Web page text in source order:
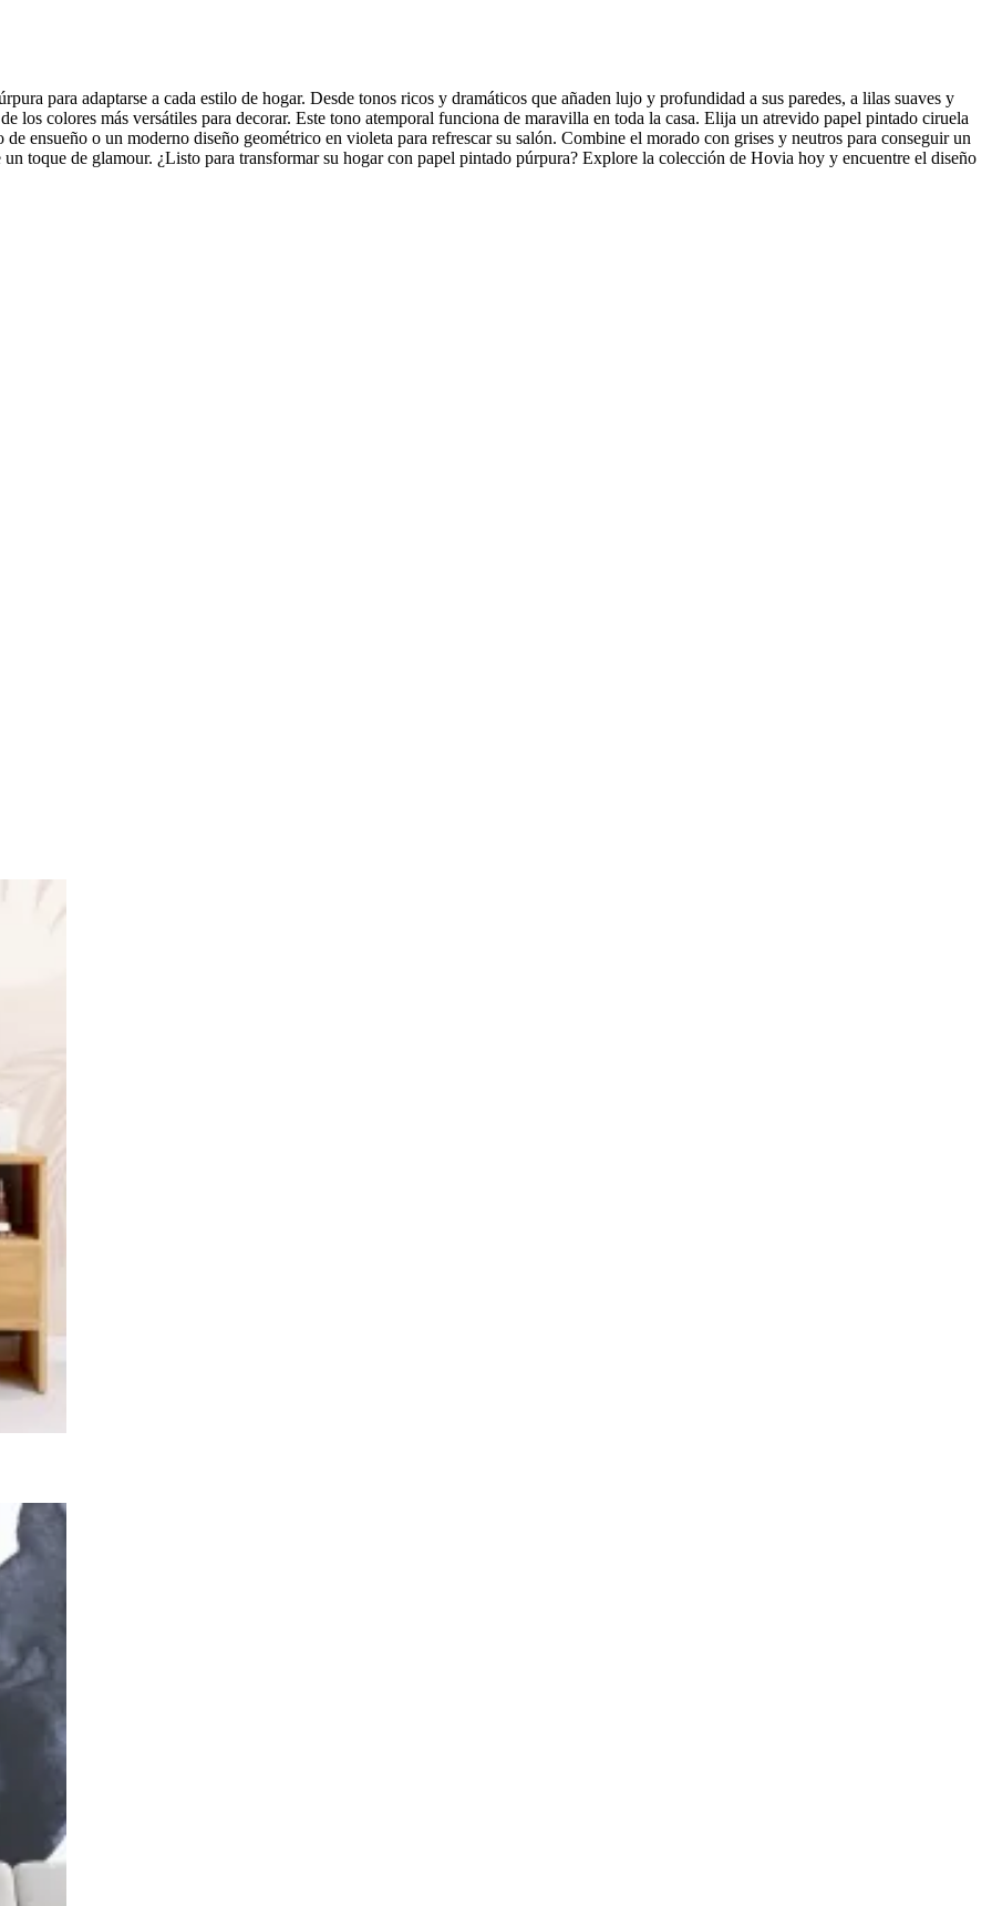
para adaptarse a cada estilo de hogar. Desde tonos ricos y dramáticos que añaden lujo y profundidad a sus paredes, a lilas suaves y
los colores más versátiles para decorar. Este tono atemporal funciona de maravilla en toda la casa. Elija un atrevido papel pintado ciruela
ensueño o un moderno diseño geométrico en violeta para refrescar su salón. Combine el morado con grises y neutros para conseguir un
toque de glamour. ¿Listo para transformar su hogar con papel pintado púrpura? Explore la colección de Hovia hoy y encuentre el diseño